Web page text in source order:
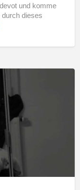
und komme
dieses